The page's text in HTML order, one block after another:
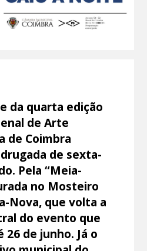
da quarta edição
de Arte
de Coimbra
de sexta-
Pela “Meia-
no Mosteiro
Nova, que volta a
do evento que
de junho. Já o